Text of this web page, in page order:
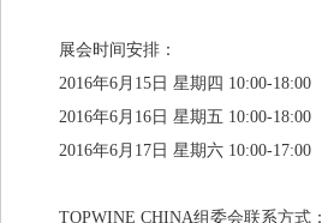
展会时间安排：
2016年6月15日 星期四 10:00-18:00
2016年6月16日 星期五 10:00-18:00
2016年6月17日 星期六 10:00-17:00
TOPWINE CHINA组委会联系方式：